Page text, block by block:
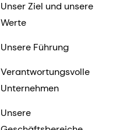
Unser Ziel und unsere
Werte
Unsere Führung
Verantwortungsvolle
Unternehmen
Unsere